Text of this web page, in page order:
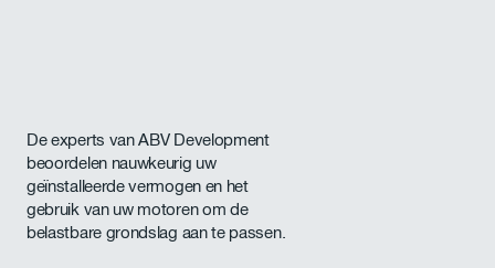
De experts van ABV Development
beoordelen nauwkeurig uw
geïnstalleerde vermogen en het
gebruik van uw motoren om de
belastbare grondslag aan te passen.